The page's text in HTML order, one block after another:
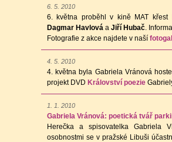
6. 5. 2010
6. května proběhl v kině MAT
Dagmar Havlová a Jiří Hubač.
Fotografie z akce najdete v naší
4. 5. 2010
4. května byla Gabriela Vránová
projekt DVD Království poezie
1. 1. 2010
Gabriela Vránová: poetická tvář
Herečka a spisovatelka Gabriela
osobnostmi se v pražské Libuši